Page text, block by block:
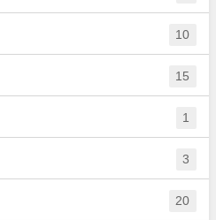
10
15
1
3
20